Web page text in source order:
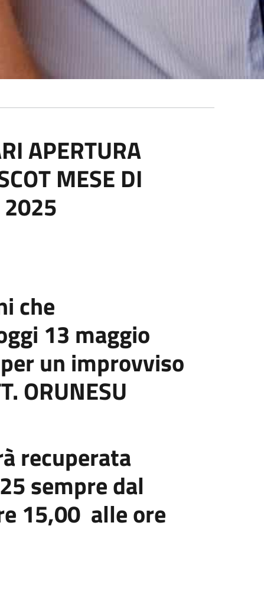
APERTURA
MESE DI
2025
che
13 maggio
per un improvviso
ORUNESU
recuperata
sempre dal
15,00 alle ore